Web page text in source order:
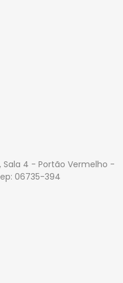
Sala 4 - Portão Vermelho -
06735-394